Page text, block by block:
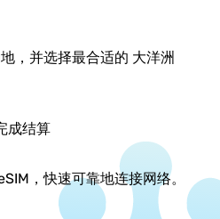
，并选择最合适的 大洋洲
成结算
，快速可靠地连接网络。